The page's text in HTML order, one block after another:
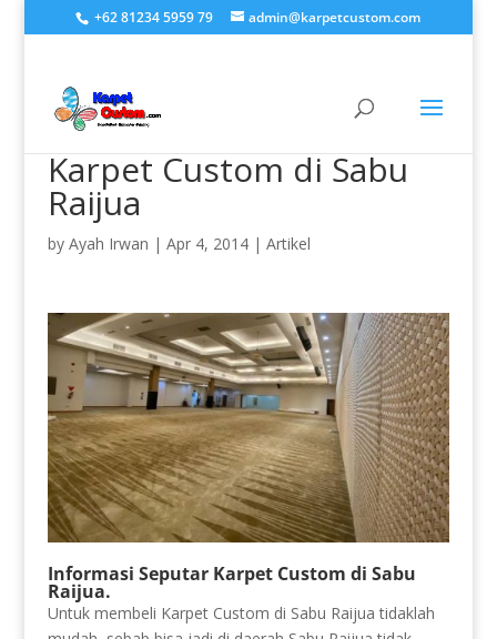
+62 81234 5959 79 admin@karpetcustom.com
Karpet Custom di Sabu
Raijua
by Ayah Irwan | Apr 4, 2014| Artikel
Informasi Seputar Karpet Custom di Sabu
Raijua.
Untuk membeli Karpet Custom di Sabu Raijua tidaklah